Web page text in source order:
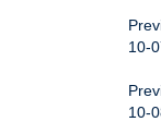
10-
10-